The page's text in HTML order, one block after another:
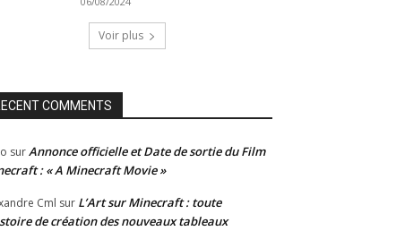
Voir plus
COMMENTS
surAnnonce officielle et Date de sortie du Film
: « A Minecraft Movie »
Cml sur L’Art sur Minecraft : toute
de création des nouveaux tableaux